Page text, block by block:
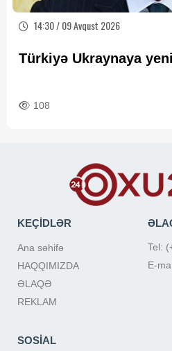
14:30 / 09 Avqust 2026
Türkiyə Ukraynaya
108
KEÇİDLƏR
Ana səhifə
HAQQIMIZDA
ƏLAQƏ
REKLAM
Tel:
E-
SOSİAL